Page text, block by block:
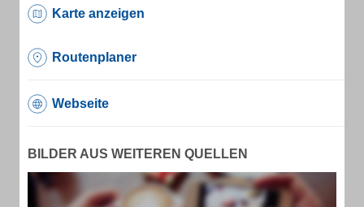
Karte anzeigen
Routenplaner
Webseite
BILDER AUS WEITEREN QUELLEN